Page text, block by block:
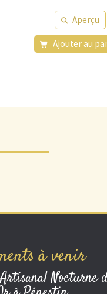
Aperçu
Ajouter au
à venir
Nocturne